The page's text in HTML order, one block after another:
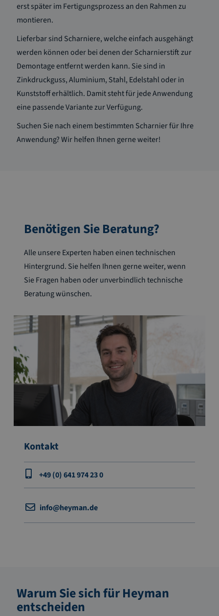
erst später im Fertigungsprozess an den Rahmen zu
montieren.
Lieferbar sind Scharniere, welche einfach ausgehängt
werden können oder bei denen der Scharnierstift zur
Demontage entfernt werden kann. Sie sind in
Zinkdruckguss, Aluminium, Stahl, Edelstahl oder in
Kunststoff erhältlich. Damit steht für jede Anwendung
eine passende Variante zur Verfügung.
Suchen Sie nach einem bestimmten Scharnier für Ihre
Anwendung? Wir helfen Ihnen gerne weiter!
Benötigen Sie Beratung?
Alle unsere Experten haben einen technischen
Hintergrund. Sie helfen Ihnen gerne weiter, wenn
Sie Fragen haben oder unverbindlich technische
Beratung wünschen.
Kontakt
+49 (0) 641 974 23 0
info@heyman.de
Warum Sie sich für Heyman
entscheiden